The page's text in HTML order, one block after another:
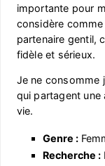
importante pour
considère
partenaire gentil,
fidèle et sérieux.
Je ne consomme
qui partagent
vie.
Genre :
Recherche :